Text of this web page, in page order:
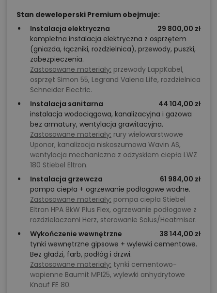
Stan deweloperski Premium obejmuje:
Instalacja elektryczna
29 800,00 zł
kompletna instalacja elektryczna z osprzętem
(gniazda, łączniki, rozdzielnica), przewody, puszki,
zabezpieczenia.
Zastosowane materiały: przewody LappKabel,
osprzęt Simon 55, Legrand Valena Life, rozdzielnica
Schneider Electric.
Instalacja sanitarna
44 104,00 zł
instalacja wodociągowa, kanalizacyjna i gazowa
bez armatury, wentylacja grawitacyjna.
Zastosowane materiały: rury wielowarstwowe
Uponor, kanalizacja niskoszumowa Wavin AS,
wentylacja mechaniczna z odzyskiem ciepła LWZ
180 Stiebel Eltron.
Instalacja grzewcza
61 984,00 zł
pompa ciepła + ogrzewanie podłogowe wodne.
Zastosowane materiały: pompa ciepła Stiebel
Eltron HPA 8kW Plus Flex, ogrzewanie podłogowe z
rozdzielaczami Herz, sterowanie Salus/Heatmiser.
Wykończenie wewnętrzne
38 144,00 zł
tynki wewnętrzne gipsowe + wylewki cementowe.
Bez gładzi, farb, podłóg i drzwi.
Zastosowane materiały: tynki cementowo-
wapienne Baumit MPI25, wylewki anhydrytowe
Knauf FE 80.